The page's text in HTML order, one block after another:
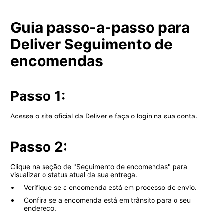
Guia passo-a-passo para
Deliver Seguimento de
encomendas
Passo 1:
Acesse o site oficial da Deliver e faça o login na sua conta.
Passo 2:
Clique na seção de "Seguimento de encomendas" para
visualizar o status atual da sua entrega.
Verifique se a encomenda está em processo de envio.
Confira se a encomenda está em trânsito para o seu
endereço.